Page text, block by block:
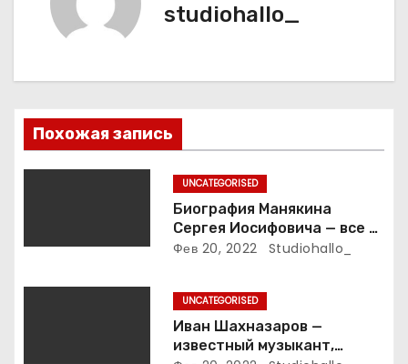
з
а
и
с
studiohallo_
Похожая запись
UNCATEGORISED
Биография Манякина
Сергея Иосифовича — все о
ветеране футбола России!
Фев 20, 2022 Studiohallo_
UNCATEGORISED
Иван Шахназаров —
известный музыкант,